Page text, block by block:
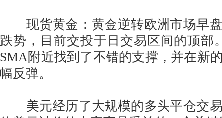
现货黄金：黄金逆转欧洲市场早盘
跌势，目前交投于日交易区间的顶部
SMA附近找到了不错的支撑，并在新
幅反弹。
美元经历了大规模的多头平仓交易